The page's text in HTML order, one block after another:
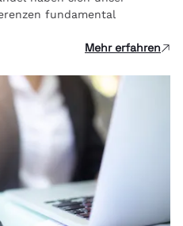
fundamental
Mehr erfahren